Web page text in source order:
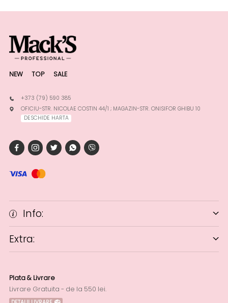
NEW TOP SALE
+373 (79) 590 385
OFICIU-STR. NICOLAE COSTIN 44/1 ; MAGAZIN-STR. ONISIFOR GHIBU 10
DESCHIDE HARTA
Info:
Extra:
Plata & Livrare
Livrare Gratuita - de la 550 lei.